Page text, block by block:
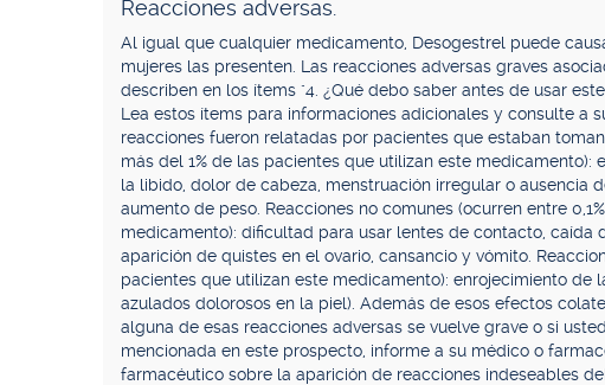
Reacciones adversas.
Al igual que cualquier medicamento, Desogestrel puede
mujeres las presenten. Las reacciones adversas graves
describen en los ítems "4. ¿Qué debo saber antes de usar
Lea estos ítems para informaciones adicionales y consulte a
reacciones fueron relatadas por pacientes que estaban
más del 1% de las pacientes que utilizan este
la libido, dolor de cabeza, menstruación irregular o ausencia
aumento de peso. Reacciones no comunes (ocurren entre
medicamento): dificultad para usar lentes de contacto, caída
aparición de quistes en el ovario, cansancio y vómito.
pacientes que utilizan este medicamento): enrojecimiento de
azulados dolorosos en la piel). Además de esos efectos
alguna de esas reacciones adversas se vuelve grave o si
mencionada en este prospecto, informe a su médico o
farmacéutico sobre la aparición de reacciones indeseables